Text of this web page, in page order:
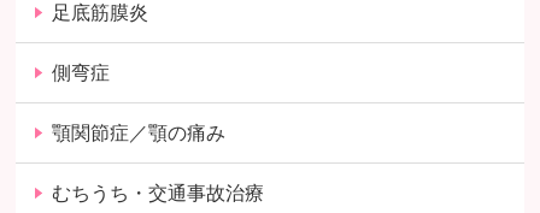
足底筋膜炎
側弯症
顎関節症／顎の痛み
むちうち・交通事故治療